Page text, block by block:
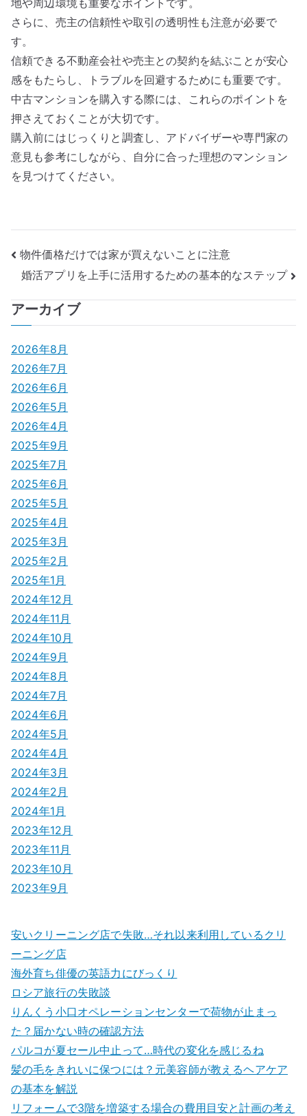
地や周辺環境も重要なポイントです。
さらに、売主の信頼性や取引の透明性も注意が必要で
す。
信頼できる不動産会社や売主との契約を結ぶことが安心
感をもたらし、トラブルを回避するためにも重要です。
中古マンションを購入する際には、これらのポイントを
押さえておくことが大切です。
購入前にはじっくりと調査し、アドバイザーや専門家の
意見も参考にしながら、自分に合った理想のマンション
を見つけてください。
投
稿
ナ
ビ
ゲ
ー
シ
ョ
ン
物件価格だけでは家が買えないことに注意
婚活アプリを上手に活用するための基本的なステップ
アーカイブ
2026年8月
2026年7月
2026年6月
2026年5月
2026年4月
2025年9月
2025年7月
2025年6月
2025年5月
2025年4月
2025年3月
2025年2月
2025年1月
2024年12月
2024年11月
2024年10月
2024年9月
2024年8月
2024年7月
2024年6月
2024年5月
2024年4月
2024年3月
2024年2月
2024年1月
2023年12月
2023年11月
2023年10月
2023年9月
安いクリーニング店で失敗…それ以来利用しているクリ
ーニング店
海外育ち俳優の英語力にびっくり
ロシア旅行の失敗談
りんくう小口オペレーションセンターで荷物が止まっ
た？届かない時の確認方法
パルコが夏セール中止って…時代の変化を感じるね
髪の毛をきれいに保つには？元美容師が教えるヘアケア
の基本を解説
リフォームで3階を増築する場合の費用目安と計画の考え